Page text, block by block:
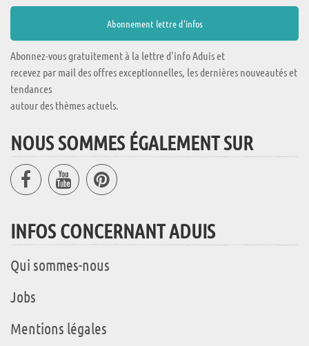
Abonnez-vous gratuitement à la lettre d'info Aduis et
recevez par mail des offres exceptionnelles, les dernières nouveautés et
tendances
autour des thèmes actuels.
NOUS SOMMES ÉGALEMENT SUR
INFOS CONCERNANT ADUIS
Qui sommes-nous
Jobs
Mentions légales